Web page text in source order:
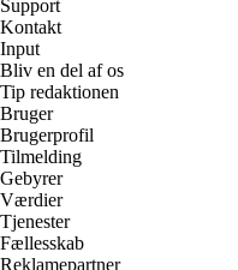
Support
Kontakt
Input
Bliv en del af os
Tip redaktionen
Bruger
Brugerprofil
Tilmelding
Gebyrer
Værdier
Tjenester
Fællesskab
Reklamepartner